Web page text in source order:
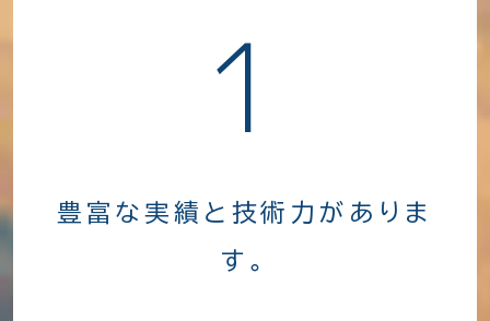
1
豊富な実績と技術力がありま
す。